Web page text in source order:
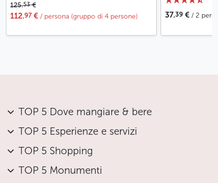
125.53€
112.97 € / persona (gruppo di 4 persone) 37.39 € / 2
TOP 5 Dove mangiare & bere
TOP 5 Esperienze e servizi
TOP 5 Shopping
TOP 5 Monumenti